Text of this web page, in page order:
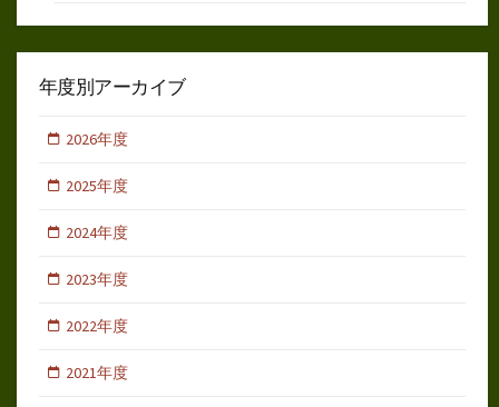
年度別アーカイブ
2026年度
2025年度
2024年度
2023年度
2022年度
2021年度